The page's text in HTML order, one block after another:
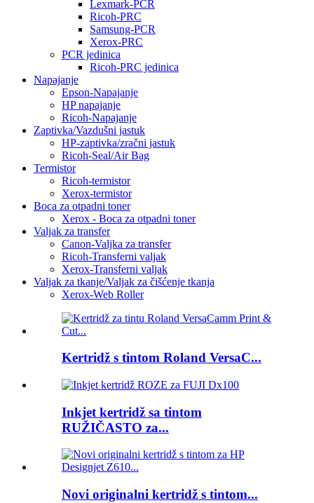
Lexmark-PCR
Ricoh-PRC
Samsung-PCR
Xerox-PRC
PCR jedinica
Ricoh-PRC jedinica
Napajanje
Epson-Napajanje
HP napajanje
Ricoh-Napajanje
Zaptivka/Vazdušni jastuk
HP-zaptivka/zračni jastuk
Ricoh-Seal/Air Bag
Termistor
Ricoh-termistor
Xerox-termistor
Boca za otpadni toner
Xerox - Boca za otpadni toner
Valjak za transfer
Canon-Valjka za transfer
Ricoh-Transferni valjak
Xerox-Transferni valjak
Valjak za tkanje/Valjak za čišćenje tkanja
Xerox-Web Roller
Kertridž s tintom Roland VersaC...
Inkjet kertridž sa tintom
RUŽIČASTO za...
Novi originalni kertridž s tintom...